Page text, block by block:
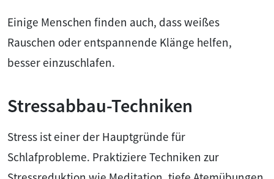
Einige Menschen finden auch, dass weißes
Rauschen oder entspannende Klänge helfen,
besser einzuschlafen.
Stressabbau-Techniken
Stress ist einer der Hauptgründe für
Schlafprobleme. Praktiziere Techniken zur